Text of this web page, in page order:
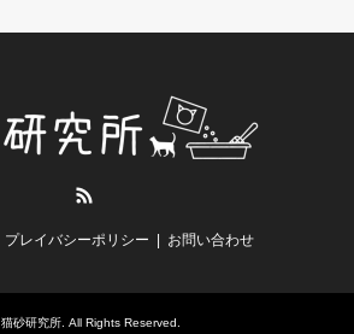
プレイバシーポリシー お問い合わせ
猫砂研究所. All Rights Reserved.